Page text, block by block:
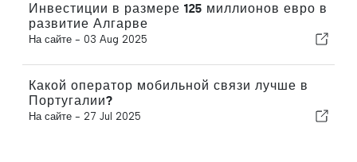
Инвестиции в размере 125 миллионов евро в
развитие Алгарве
На сайте - 03 Aug 2025
Какой оператор мобильной связи лучше в
Португалии?
На сайте - 27 Jul 2025